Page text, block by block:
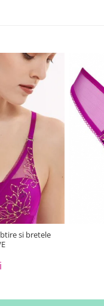
si bretele